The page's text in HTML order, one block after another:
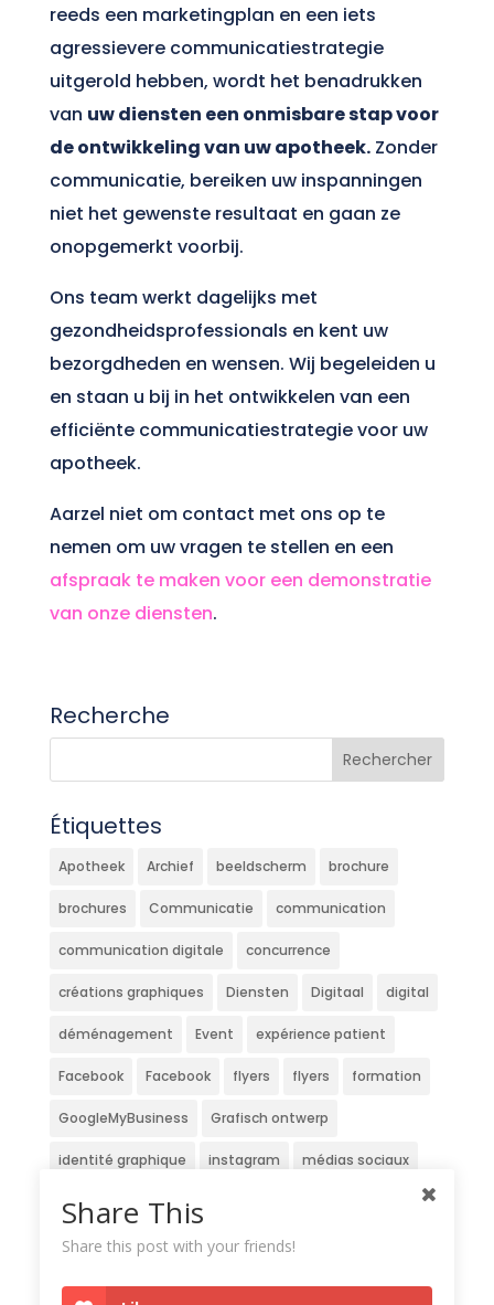
reeds een marketingplan en een iets
agressievere communicatiestrategie
uitgerold hebben, wordt het benadrukken
van uw diensten een onmisbare stap voor
de ontwikkeling van uw apotheek.Zonder
communicatie, bereiken uw inspanningen
niet het gewenste resultaat en gaan ze
onopgemerkt voorbij.
Ons team werkt dagelijks met
gezondheidsprofessionals en kent uw
bezorgdheden en wensen. Wij begeleiden u
en staan u bij in het ontwikkelen van een
efficiënte communicatiestrategie voor uw
apotheek.
Aarzel niet om contact met ons op te
nemen om uw vragen te stellen en een
afspraak te maken voor een demonstratie
van onze diensten.
Recherche
Étiquettes
Apotheek Archief beeldscherm brochure
brochures Communicatie communication
communication digitale concurrence
créations graphiques Diensten Digitaal digital
déménagement Event expérience patient
Facebook Facebook flyers flyers formation
GoogleMyBusiness Grafisch ontwerp
identité graphique instagram médias sociaux
Newsletter Nieuwsbrief
pharmacie pharmacien pharmaciens
Pharmaclub Réseaux sociaux service site
Share This
Share this post with your friends!